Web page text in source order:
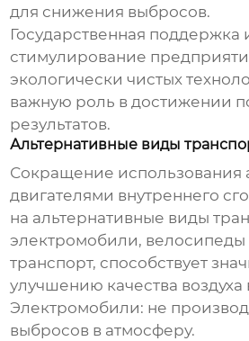
для снижения выбросов.
Государственная поддержка
стимулирование
экологически чистых
важную роль в достижении
результатов.
Альтернативные виды
Сокращение использования
двигателями внутреннего
на альтернативные виды
электромобили,
транспорт, способствует
улучшению качества воздуха
Электромобили: не
выбросов в атмосферу.